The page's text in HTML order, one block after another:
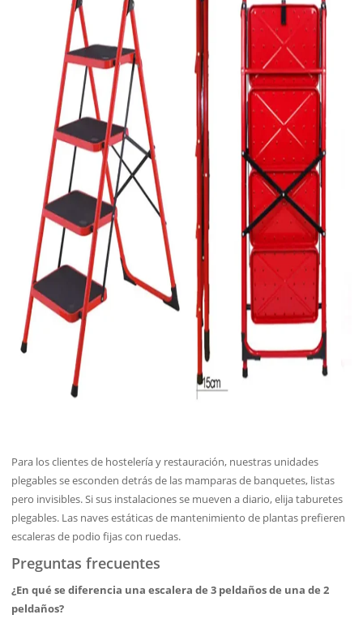
Para los clientes de hostelería y restauración, nuestras unidades
plegables se esconden detrás de las mamparas de banquetes, listas
pero invisibles. Si sus instalaciones se mueven a diario, elija taburetes
plegables. Las naves estáticas de mantenimiento de plantas prefieren
escaleras de podio fijas con ruedas.
Preguntas frecuentes
¿En qué se diferencia una escalera de 3 peldaños de una de 2
peldaños?